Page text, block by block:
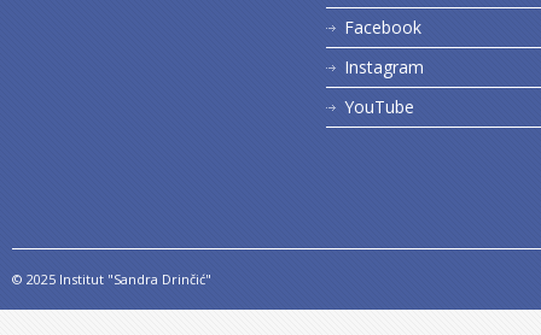
Facebook
Instagram
YouTube
© 2025 Institut "Sandra Drinčić"